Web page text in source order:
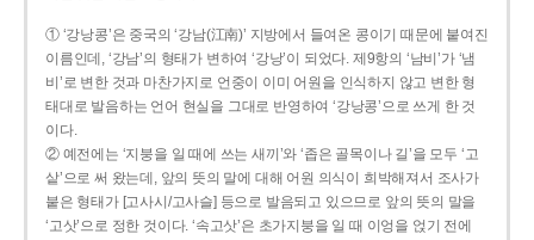
① ‘강낭콩’은 중국의 ‘강남(江南)’ 지방에서 들여온 콩이기 때문에 붙여진
이름인데, ‘강남’의 형태가 변하여 ‘강낭’이 되었다. 제9항의 ‘남비’가 ‘냄
비’로 변한 것과 마찬가지로 언중이 이미 어원을 인식하지 않고 변한 형
태대로 발음하는 언어 현실을 그대로 반영하여 ‘강낭콩’으로 쓰게 한 것
이다.
② 예전에는 ‘지붕을 일 때에 쓰는 새끼’와 ‘좁은 골목이나 길’을 모두 ‘고
샅’으로 써 왔는데, 앞의 뜻의 말에 대해 어원 의식이 희박해져서 조사가
붙은 형태가 [고사시/고사슬] 등으로 발음되고 있으므로 앞의 뜻의 말을
‘고삿’으로 정한 것이다. ‘속고삿’은 초가지붕을 일 때 이엉을 얹기 전에